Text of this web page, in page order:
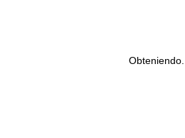
Obteniendo...